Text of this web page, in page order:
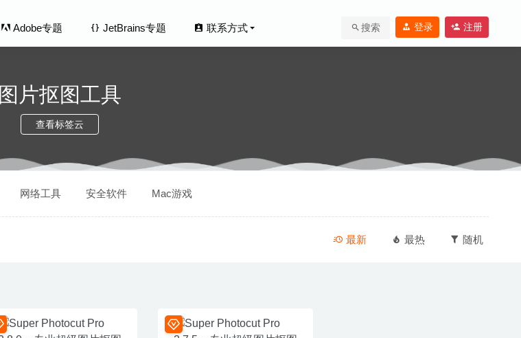
Adobe专题 JetBrains专题 联系方式 搜索 登录 注册
图片抠图工具
查看标签云
网络工具 安全软件 Mac游戏
最新 最热 随机
2026-02-04